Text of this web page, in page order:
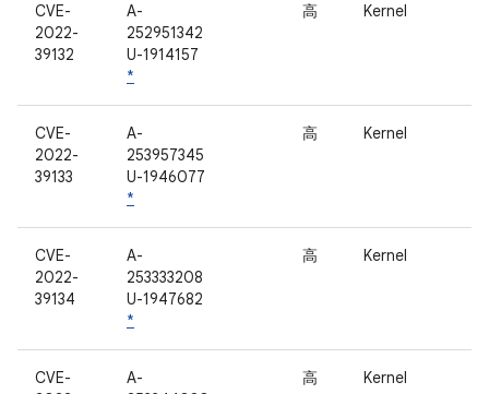
CVE-
2022-
39132
A-
252951342
U-1914157
*
高 Kernel
CVE-
2022-
39133
A-
253957345
U-1946077
*
高 Kernel
CVE-
2022-
39134
A-
253333208
U-1947682
*
高 Kernel
CVE-
A-
高 Kernel